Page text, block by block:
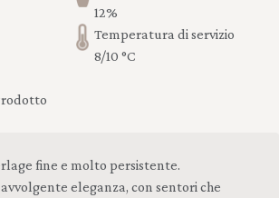
12%
Temperatura di servizio
8/10 °C
fine e molto persistente.
eleganza, con sentori che